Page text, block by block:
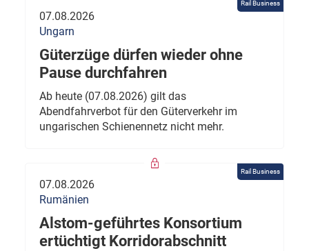
Rail Business
07.08.2026
Ungarn
Güterzüge dürfen wieder ohne
Pause durchfahren
Ab heute (07.08.2026) gilt das
Abendfahrverbot für den Güterverkehr im
ungarischen Schienennetz nicht mehr.
Rail Business
07.08.2026
Rumänien
Alstom-geführtes Konsortium
ertüchtigt Korridorabschnitt